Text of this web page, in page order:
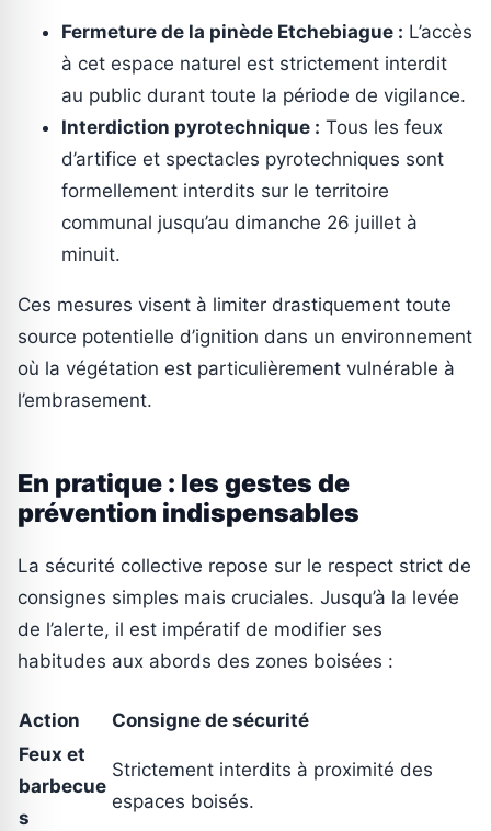
Fermeture de la pinède Etchebiague : L’accès
à cet espace naturel est strictement interdit
au public durant toute la période de vigilance.
Interdiction pyrotechnique : Tous les feux
d’artifice et spectacles pyrotechniques sont
formellement interdits sur le territoire
communal jusqu’au dimanche 26 juillet à
minuit.
Ces mesures visent à limiter drastiquement toute
source potentielle d’ignition dans un environnement
où la végétation est particulièrement vulnérable à
l’embrasement.
En pratique : les gestes de
prévention indispensables
La sécurité collective repose sur le respect strict de
consignes simples mais cruciales. Jusqu’à la levée
de l’alerte, il est impératif de modifier ses
habitudes aux abords des zones boisées :
Action
Consigne de sécurité
Feux et
barbecue
s
Strictement interdits à proximité des
espaces boisés.